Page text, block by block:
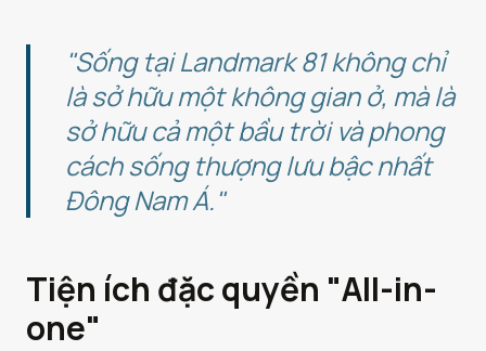
"Sống tại Landmark 81 không chỉ
là sở hữu một không gian ở, mà là
sở hữu cả một bầu trời và phong
cách sống thượng lưu bậc nhất
Đông Nam Á."
Tiện ích đặc quyền "All-in-
one"